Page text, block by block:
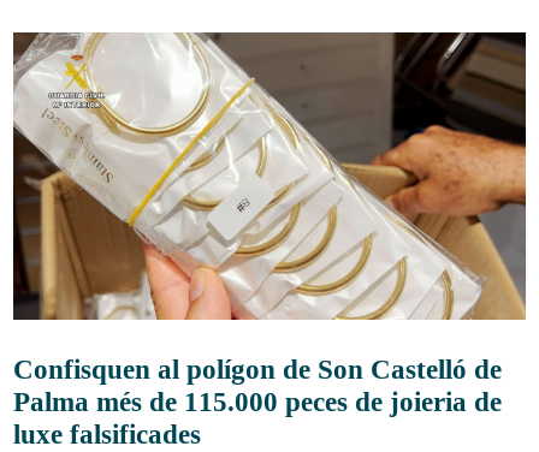
Confisquen al polígon de Son Castelló de
Palma més de 115.000 peces de joieria de
luxe falsificades